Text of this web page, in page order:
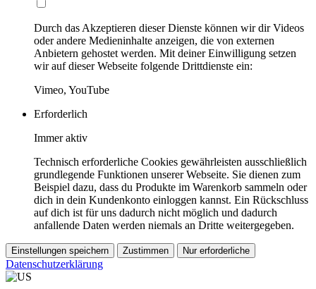
Durch das Akzeptieren dieser Dienste können wir dir Videos
oder andere Medieninhalte anzeigen, die von externen
Anbietern gehostet werden. Mit deiner Einwilligung setzen
wir auf dieser Webseite folgende Drittdienste ein:
Vimeo, YouTube
Erforderlich
Immer aktiv
Technisch erforderliche Cookies gewährleisten ausschließlich
grundlegende Funktionen unserer Webseite. Sie dienen zum
Beispiel dazu, dass du Produkte im Warenkorb sammeln oder
dich in dein Kundenkonto einloggen kannst. Ein Rückschluss
auf dich ist für uns dadurch nicht möglich und dadurch
anfallende Daten werden niemals an Dritte weitergegeben.
Einstellungen speichern Zustimmen Nur erforderliche
Datenschutzerklärung